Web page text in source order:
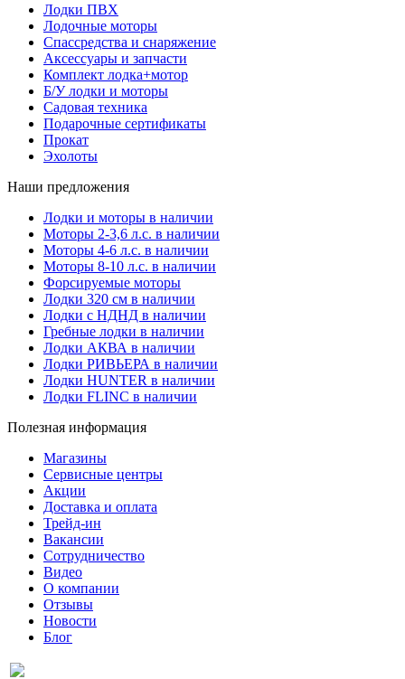
Лодки ПВХ
Лодочные моторы
Спассредства и снаряжение
Аксессуары и запчасти
Комплект лодка+мотор
Б/У лодки и моторы
Садовая техника
Подарочные сертификаты
Прокат
Эхолоты
Наши предложения
Лодки и моторы в наличии
Моторы 2-3,6 л.с. в наличии
Моторы 4-6 л.с. в наличии
Моторы 8-10 л.с. в наличии
Форсируемые моторы
Лодки 320 см в наличии
Лодки с НДНД в наличии
Гребные лодки в наличии
Лодки АКВА в наличии
Лодки РИВЬЕРА в наличии
Лодки HUNTER в наличии
Лодки FLINC в наличии
Полезная информация
Магазины
Сервисные центры
Акции
Доставка и оплата
Трейд-ин
Вакансии
Сотрудничество
Видео
О компании
Отзывы
Новости
Блог